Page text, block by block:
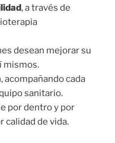
, a través de
desean mejorar su
mismos.
, acompañando cada
sanitario.
por dentro y por
calidad de vida.